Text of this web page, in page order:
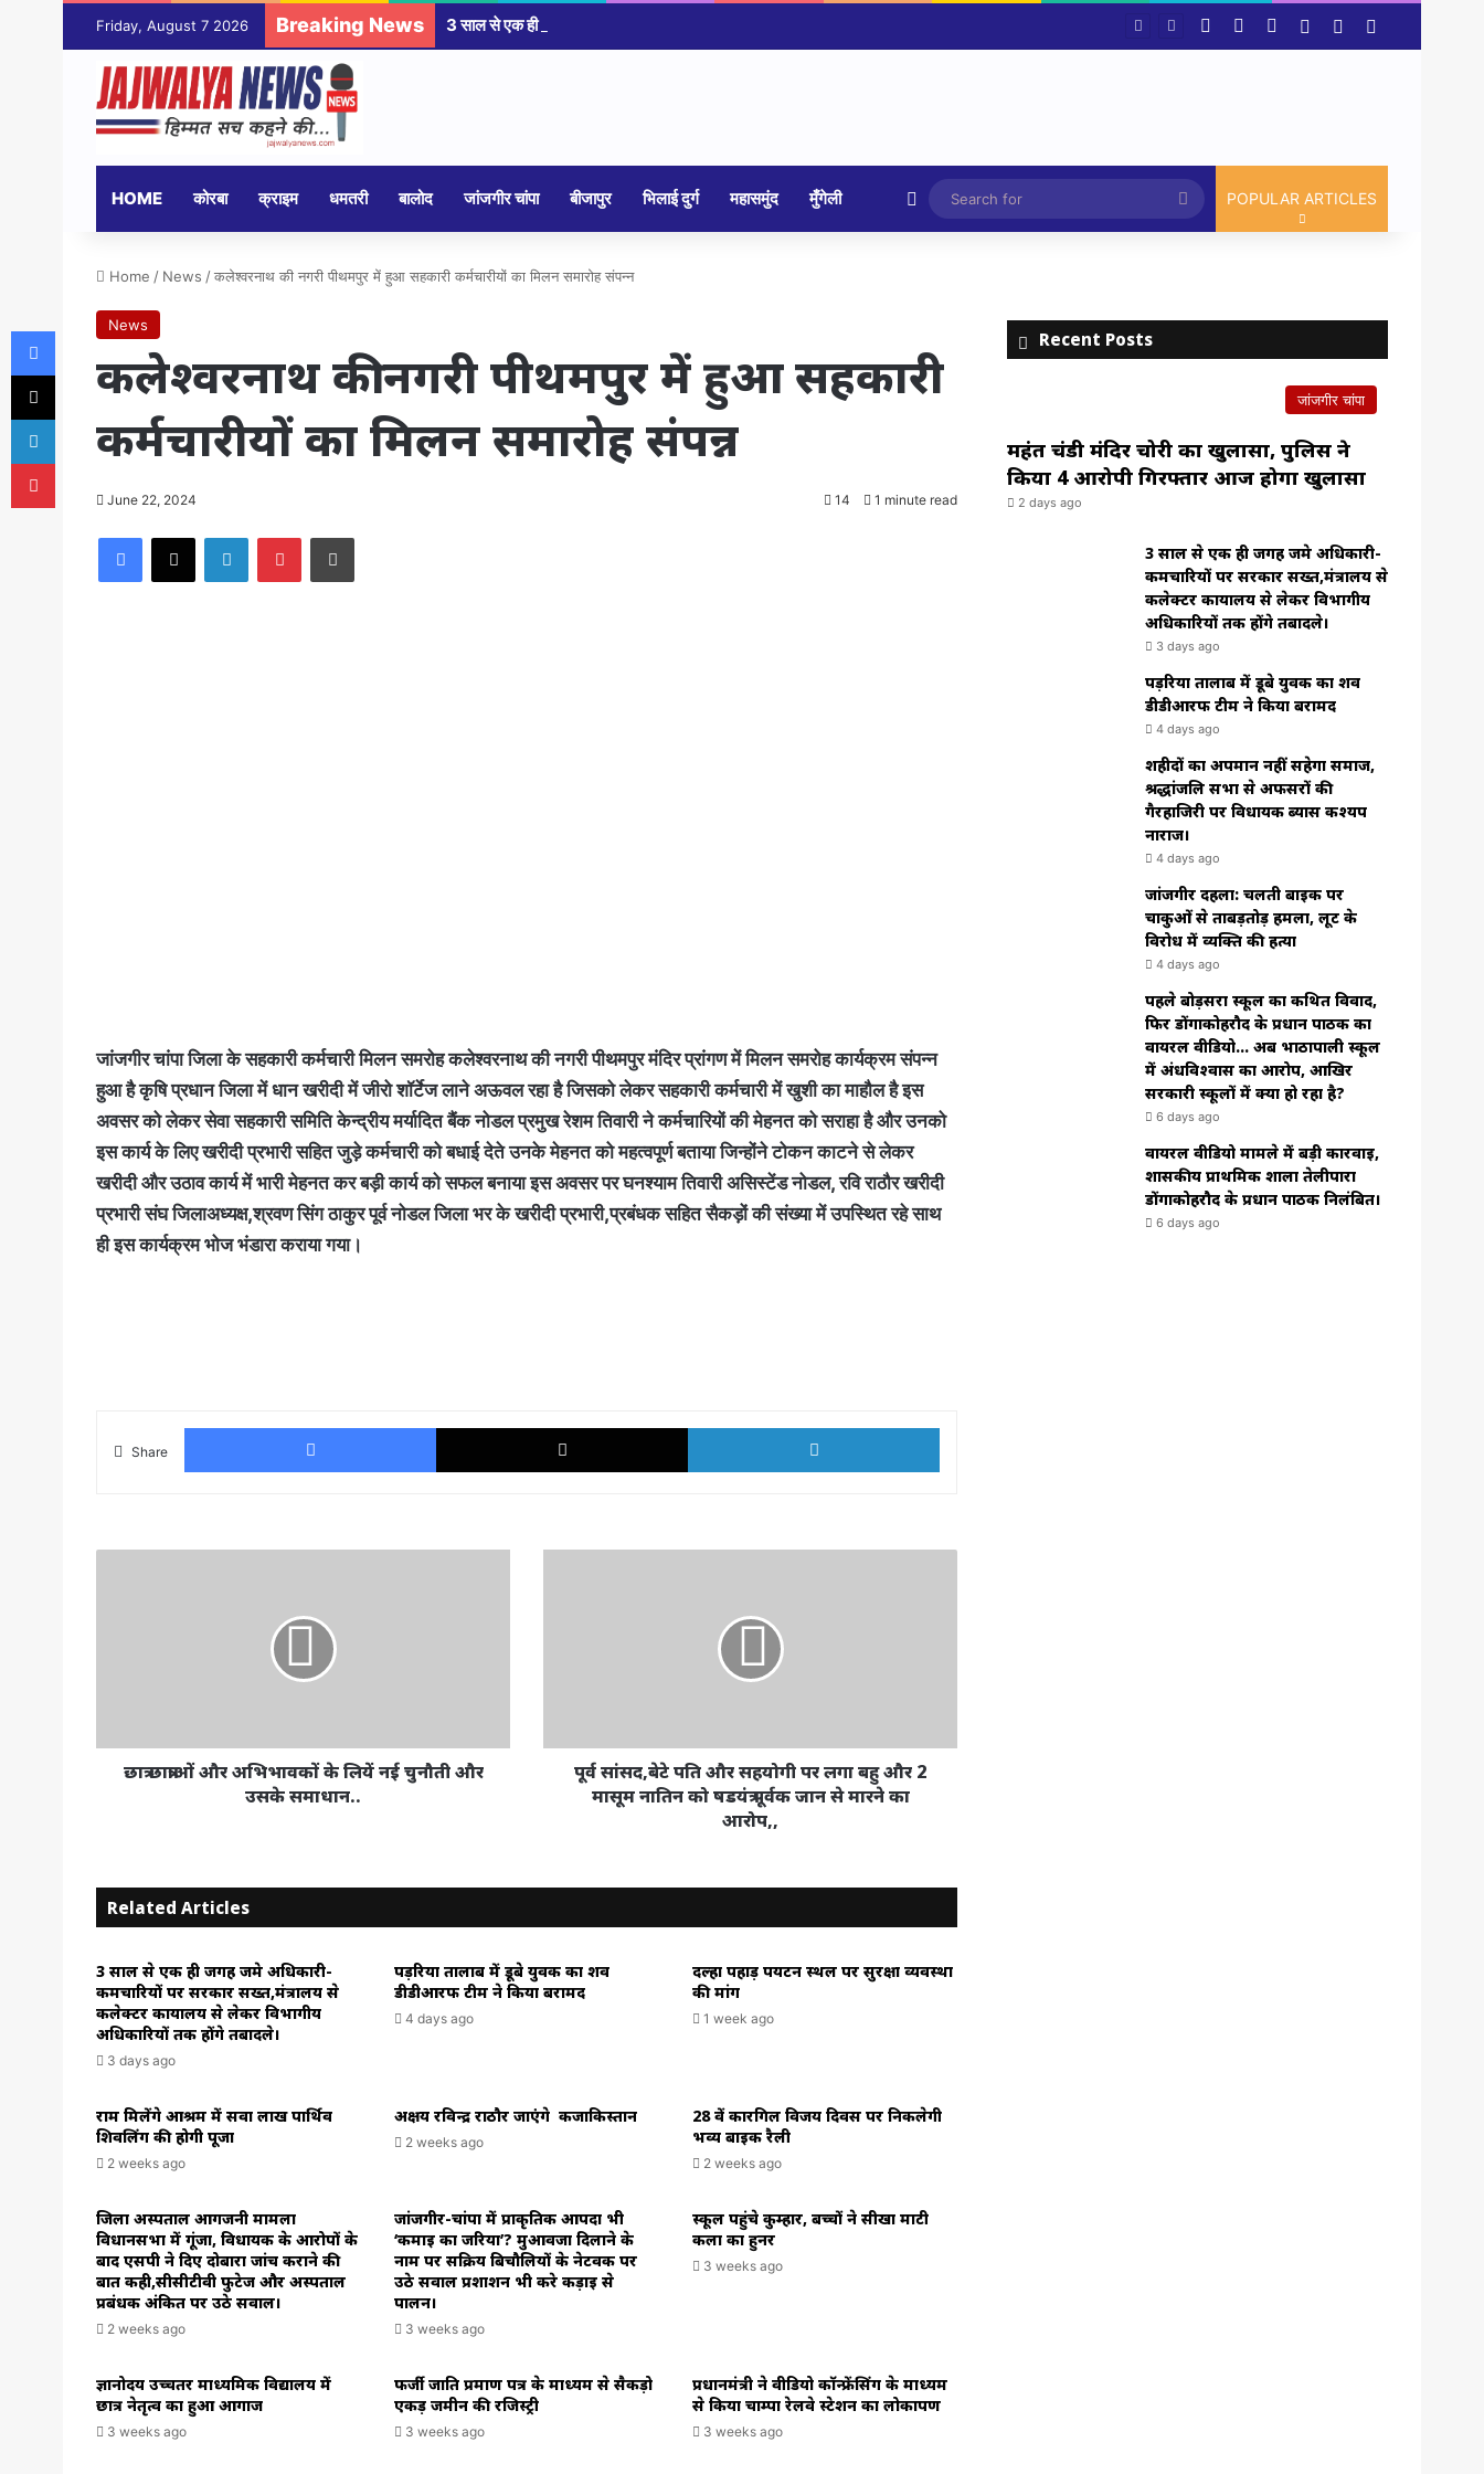
Friday, August 7 2026 Breaking News Facebook YouTube
Log InRandom Article
HOME कोरबा क्राइम धमतरी बालोद जांजगीर चांपा बीजापुर भिलाई दुर्ग महासमुंद मुँगेली Random Article
Search
for
POPULAR ARTICLES
Home / News /कलेश्वरनाथ की नगरी पीथमपुर में हुआ सहकारी कर्मचारीयों का मिलन समारोह संपन्न
News
कलेश्वरनाथ की नगरी पीथमपुर में हुआ सहकारी
कर्मचारीयों का मिलन समारोह संपन्न
June 22, 2024 14 1 minute read
Facebook
X LinkedInPinterestPrint
जांजगीर चांपा जिला के सहकारी कर्मचारी मिलन समरोह कलेश्वरनाथ की नगरी पीथमपुर मंदिर प्रांगण में मिलन समरोह कार्यक्रम संपन्न
हुआ है कृषि प्रधान जिला में धान खरीदी में जीरो शॉर्टेज लाने अऊवल रहा है जिसको लेकर सहकारी कर्मचारी में खुशी का माहौल है इस
अवसर को लेकर सेवा सहकारी समिति केन्द्रीय मर्यादित बैंक नोडल प्रमुख रेशम तिवारी ने कर्मचारियों की मेहनत को सराहा है और उनको
इस कार्य के लिए खरीदी प्रभारी सहित जुड़े कर्मचारी को बधाई देते उनके मेहनत को महत्वपूर्ण बताया जिन्होंने टोकन काटने से लेकर
खरीदी और उठाव कार्य में भारी मेहनत कर बड़ी कार्य को सफल बनाया इस अवसर पर घनश्याम तिवारी असिस्टेंड नोडल, रवि राठौर खरीदी
प्रभारी संघ जिलाअध्यक्ष,श्रवण सिंग ठाकुर पूर्व नोडल जिला भर के खरीदी प्रभारी,प्रबंधक सहित सैकड़ों की संख्या में उपस्थित रहे साथ
ही इस कार्यक्रम भोज भंडारा कराया गया।
Share
Facebook X LinkedIn
और
उसकेछात्र छात्राओं और अभिभावकों के लियें नई चुनौती और
उसके समाधान..
और
पूर्वक
से
का
आरोप,,
पूर्व सांसद,बेटे पति और सहयोगी पर लगा बहु और 2
मासूम नातिन को षडयंत्र पूर्वक जान से मारने का
आरोप,,
Related Articles
3 साल से एक ही जगह जमे अधिकारी-
कर्मचारियों पर सरकार सख्त,मंत्रालय से
कलेक्टर कार्यालय से लेकर विभागीय
अधिकारियों तक होंगे तबादले।
3 days ago
पड़रिया तालाब में डूबे युवक का शव
डीडीआरफ टीम ने किया बरामद
4 days ago
दल्हा पहाड़ पर्यटन स्थल पर सुरक्षा व्यवस्था
की मांग
1 week ago
राम मिलेंगे आश्रम में सवा लाख पार्थिव
शिवलिंग की होगी पूजा
2 weeks ago
अक्षय रविन्द्र राठौर जाएंगे कजाकिस्तान
2 weeks ago
28 वें कारगिल विजय दिवस पर निकलेगी
भव्य बाइक रैली
2 weeks ago
जिला अस्पताल आगजनी मामला
विधानसभा में गूंजा, विधायक के आरोपों के
बाद एसपी ने दिए दोबारा जांच कराने की
बात कही,सीसीटीवी फुटेज और अस्पताल
प्रबंधक अंकित पर उठे सवाल।
2 weeks ago
जांजगीर-चांपा में प्राकृतिक आपदा भी
‘कमाई का जरिया’? मुआवजा दिलाने के
नाम पर सक्रिय बिचौलियों के नेटवर्क पर
उठे सवाल प्रशाशन भी करे कड़ाई से
पालन।
3 weeks ago
स्कूल पहुंचे कुम्हार, बच्चों ने सीखा माटी
कला का हुनर
3 weeks ago
ज्ञानोदय उच्चतर माध्यमिक विद्यालय में
छात्र नेतृत्व का हुआ आगाज
3 weeks ago
फर्जी जाति प्रमाण पत्र के माध्यम से सैकड़ो
एकड़ जमीन की रजिस्ट्री
3 weeks ago
प्रधानमंत्री ने वीडियो कॉन्फ्रेंसिंग के माध्यम
से किया चाम्पा रेलवे स्टेशन का लोकार्पण
3 weeks ago
Recent Posts
जांजगीर चांपा
महंत चंडी मंदिर चोरी का खुलासा, पुलिस ने
किया 4 आरोपी गिरफ्तार आज होगा खुलासा
2 days ago
3 साल से एक ही जगह जमे अधिकारी-
कर्मचारियों पर सरकार सख्त,मंत्रालय से
कलेक्टर कार्यालय से लेकर विभागीय
अधिकारियों तक होंगे तबादले।
3 days ago
पड़रिया तालाब में डूबे युवक का शव
डीडीआरफ टीम ने किया बरामद
4 days ago
शहीदों का अपमान नहीं सहेगा समाज,
श्रद्धांजलि सभा से अफसरों की
गैरहाजिरी पर विधायक ब्यास कश्यप
नाराज।
4 days ago
जांजगीर दहला: चलती बाइक पर
चाकुओं से ताबड़तोड़ हमला, लूट के
विरोध में व्यक्ति की हत्या
4 days ago
पहले बोड़सरा स्कूल का कथित विवाद,
फिर डोंगाकोहरौद के प्रधान पाठक का
वायरल वीडियो… अब भाठापाली स्कूल
में अंधविश्वास का आरोप, आखिर
सरकारी स्कूलों में क्या हो रहा है?
6 days ago
वायरल वीडियो मामले में बड़ी कार्रवाई,
शासकीय प्राथमिक शाला तेलीपारा
डोंगाकोहरौद के प्रधान पाठक निलंबित।
6 days ago
Facebook
X
LinkedIn
Pinterest